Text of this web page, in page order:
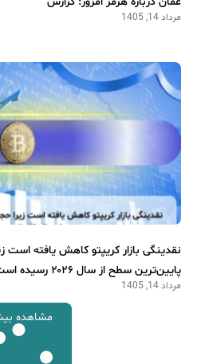
مرداد 14, 1405
نقدینگی بازار کریپتو کاهش یافته است
پایین‌ترین سطح از سال ۲۰۲۶ رسیده است
مرداد 14, 1405
مشاهده